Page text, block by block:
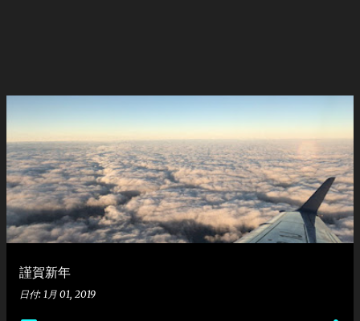
謹賀新年
日付: 1月 01, 2019